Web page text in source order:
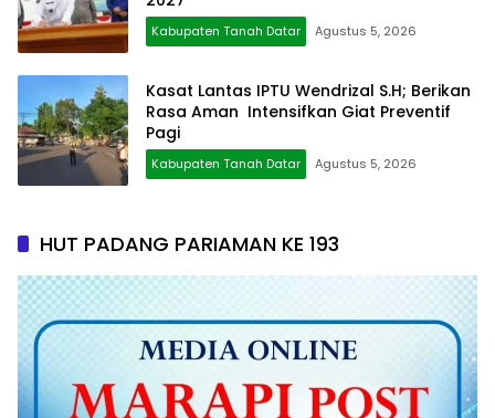
Kabupaten Tanah Datar Agustus 5, 2026
Kasat Lantas IPTU Wendrizal S.H; Berikan
Rasa Aman Intensifkan Giat Preventif
Pagi
Kabupaten Tanah Datar Agustus 5, 2026
HUT PADANG PARIAMAN KE 193